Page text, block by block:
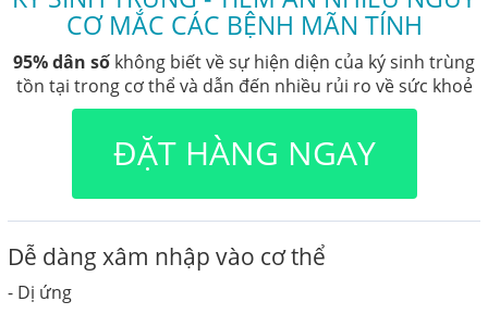
CƠ MẮC CÁC BỆNH MÃN TÍNH
95% dân số không biết về sự hiện diện của ký sinh trùng
tồn tại trong cơ thể và dẫn đến nhiều rủi ro về sức khoẻ
ĐẶT HÀNG NGAY
Dễ dàng xâm nhập vào cơ thể
- Dị ứng